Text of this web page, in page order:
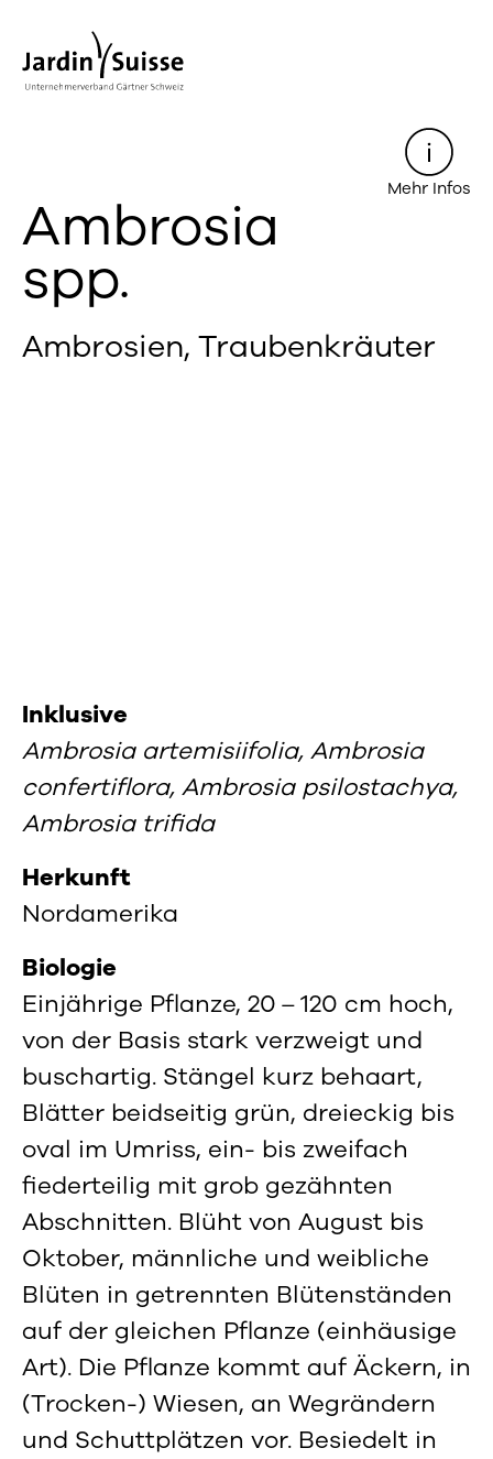
Mehr Infos
Ambrosia
spp.
Ambrosien, Traubenkräuter
Inklusive
Ambrosia artemisiifolia, Ambrosia
confertiflora, Ambrosia psilostachya,
Ambrosia trifida
Herkunft
Nordamerika
Biologie
Einjährige Pflanze, 20 – 120 cm hoch,
von der Basis stark verzweigt und
buschartig. Stängel kurz behaart,
Blätter beidseitig grün, dreieckig bis
oval im Umriss, ein- bis zweifach
fiederteilig mit grob gezähnten
Abschnitten. Blüht von August bis
Oktober, männliche und weibliche
Blüten in getrennten Blütenständen
auf der gleichen Pflanze (einhäusige
Art). Die Pflanze kommt auf Äckern, in
(Trocken-) Wiesen, an Wegrändern
und Schuttplätzen vor. Besiedelt in